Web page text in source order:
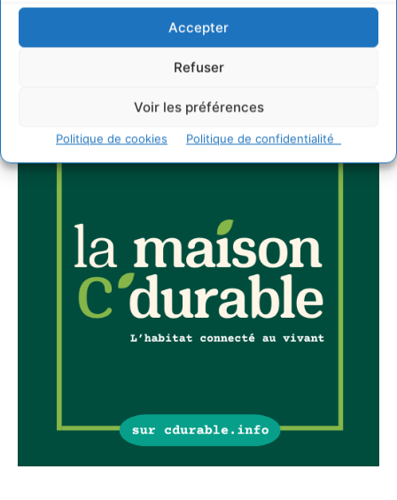
Accepter
Refuser
Voir les préférences
Politique de cookies Politique de confidentialité
JE M'ABONNE